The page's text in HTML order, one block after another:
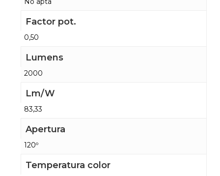
Factor pot.
0,50
Lumens
2000
Lm/W
83,33
Apertura
120º
Temperatura color